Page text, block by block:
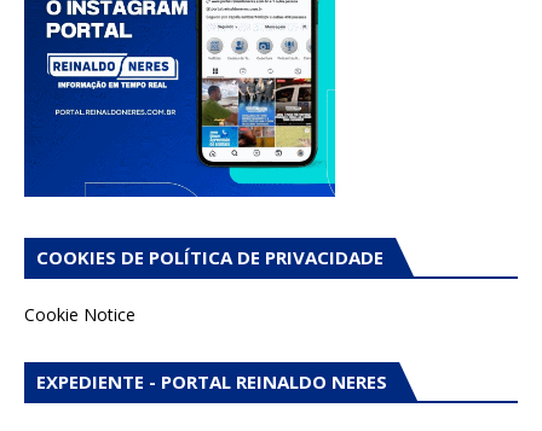
COOKIES DE POLÍTICA DE PRIVACIDADE
Cookie Notice
EXPEDIENTE - PORTAL REINALDO NERES